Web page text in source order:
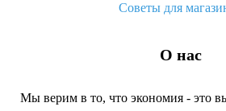
Советы для
О нас
Мы верим в то, что экономия - это